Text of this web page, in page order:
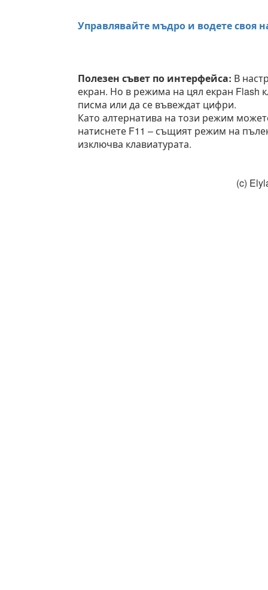
Управлявайте мъдро и водете своя
Полезен съвет по интерфейса: В
екран. Но в режима на цял екран Flash
писма или да се въвеждат цифри.
Като алтернатива на този режим
натиснете F11 – същият режим на
изключва клавиатурата.
(c)